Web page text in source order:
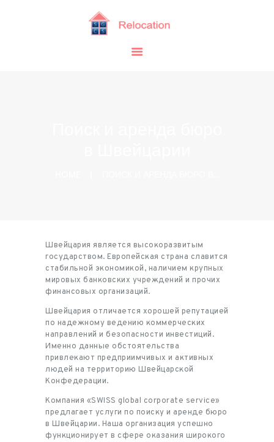
ДОМОЙ
УСЛУГИ
Швейцария является высокоразвитым
государством. Европейская страна славится
стабильной экономикой, наличием крупных
мировых банковских учреждений и прочих
финансовых организаций.
Швейцария отличается хорошей репутацией
по надежному ведению коммерческих
направлений и безопасности инвестиций.
Именно данные обстоятельства
привлекают предприимчивых и активных
людей на территорию Швейцарской
Конфедерации.
Компания «SWISS global corporate service»
предлагает услуги по поиску и аренде бюро
в Швейцарии. Наша организация успешно
функционирует в сфере оказания широкого